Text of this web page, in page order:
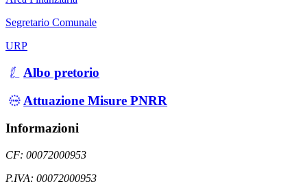
Segretario Comunale
URP
Albo pretorio
Attuazione Misure PNRR
Informazioni
CF: 00072000953
P.IVA: 00072000953